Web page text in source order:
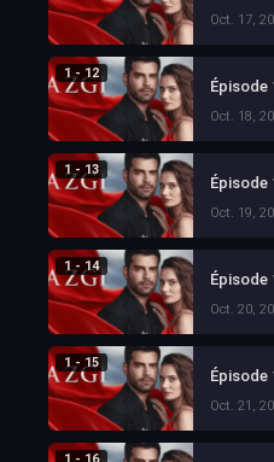
Oct. 17,
1 - 12
Épisode
Oct. 18,
1 - 13
Épisode
Oct. 19,
1 - 14
Épisode
Oct. 20,
1 - 15
Épisode
Oct. 21,